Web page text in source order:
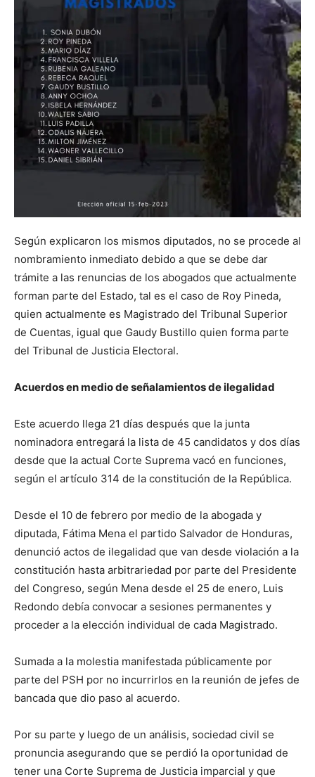
Según explicaron los mismos diputados, no se procede al
nombramiento inmediato debido a que se debe dar
trámite a las renuncias de los abogados que actualmente
forman parte del Estado, tal es el caso de Roy Pineda,
quien actualmente es Magistrado del Tribunal Superior
de Cuentas, igual que Gaudy Bustillo quien forma parte
del Tribunal de Justicia Electoral.
Acuerdos en medio de señalamientos de ilegalidad
Este acuerdo llega 21 días después que la junta
nominadora entregará la lista de 45 candidatos y dos días
desde que la actual Corte Suprema vacó en funciones,
según el artículo 314 de la constitución de la República.
Desde el 10 de febrero por medio de la abogada y
diputada, Fátima Mena el partido Salvador de Honduras,
denunció actos de ilegalidad que van desde violación a la
constitución hasta arbitrariedad por parte del Presidente
del Congreso, según Mena desde el 25 de enero, Luis
Redondo debía convocar a sesiones permanentes y
proceder a la elección individual de cada Magistrado.
Sumada a la molestia manifestada públicamente por
parte del PSH por no incurrirlos en la reunión de jefes de
bancada que dio paso al acuerdo.
Por su parte y luego de un análisis, sociedad civil se
pronuncia asegurando que se perdió la oportunidad de
tener una Corte Suprema de Justicia imparcial y que